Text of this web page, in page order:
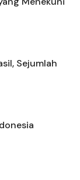
Sejumlah